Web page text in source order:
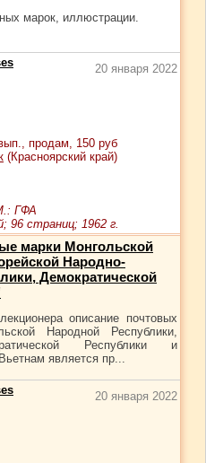
марок, иллюстрации.
20 января 2022
продам, 150 руб
(Красноярский край)
ГФА
96 страниц; 1962 г.
марки Монгольской
Народно-
Демократической
описание почтовых
Народной Республики,
Республики и
является пр...
20 января 2022